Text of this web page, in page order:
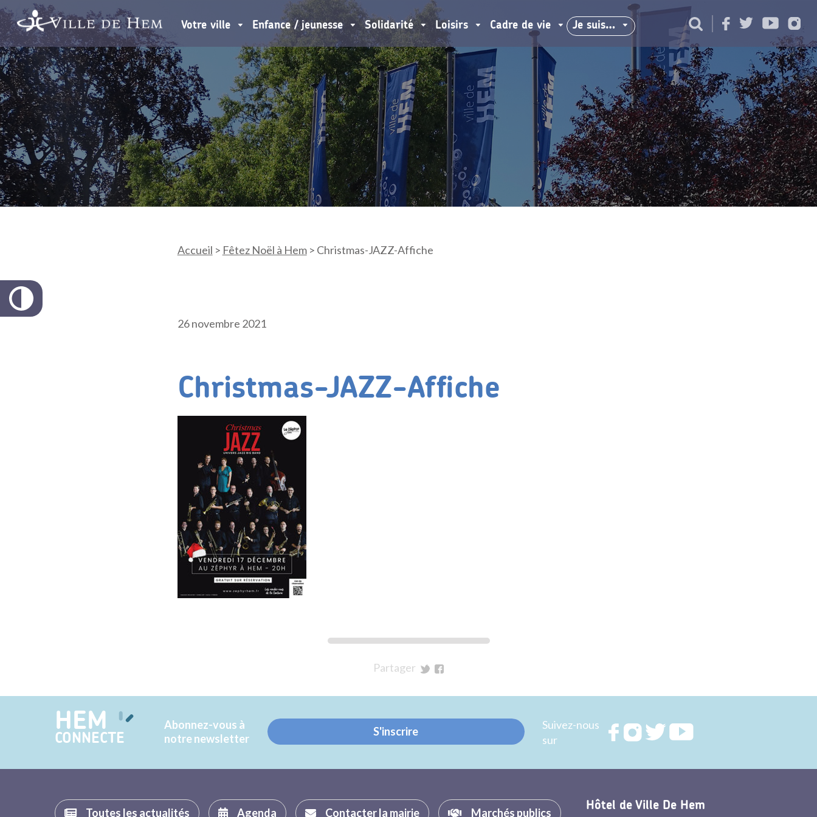
Votre ville Enfance / jeunesse Solidarité Loisirs Cadre de vie Je suis…
Accueil > Fêtez Noël à Hem> Christmas-JAZZ-Affiche
26 novembre 2021
Christmas-JAZZ-Affiche
Partager
Twitter
Facebook
HEM
CONNECTE
Abonnez-vous à
notre newsletter
S'inscrire
Suivez-nous
sur
RejoignezRejoignezRejoignez
Toutes les actualités Agenda Contacter la mairie Marchés publics
Hôtel de Ville De Hem